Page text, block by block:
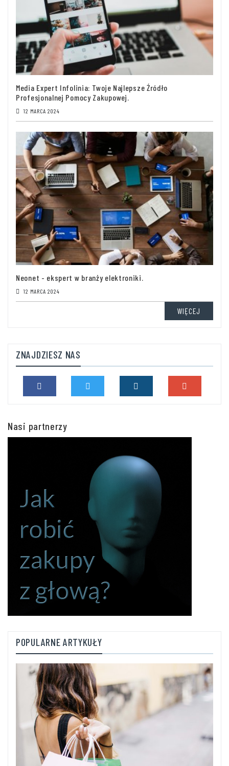
Media Expert Infolinia: Twoje Najlepsze Źródło
Profesjonalnej Pomocy Zakupowej.
12 MARCA 2024
Neonet - ekspert w branży elektroniki.
12 MARCA 2024
WIĘCEJ
ZNAJDZIESZ NAS
Nasi partnerzy
POPULARNE ARTYKUŁY